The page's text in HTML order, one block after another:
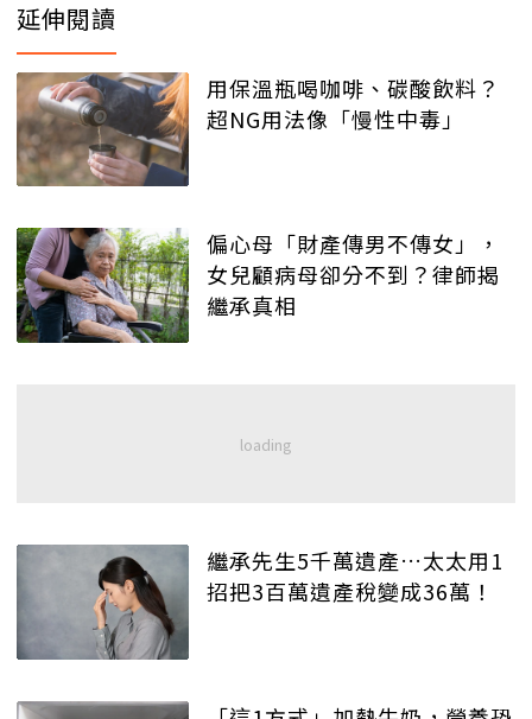
延伸閱讀
用保溫瓶喝咖啡、碳酸飲料？
超NG用法像「慢性中毒」
偏心母「財產傳男不傳女」，
女兒顧病母卻分不到？律師揭
繼承真相
繼承先生5千萬遺產…太太用1
招把3百萬遺產稅變成36萬！